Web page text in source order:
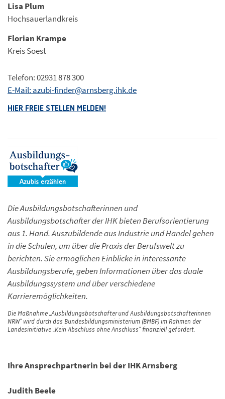
Lisa Plum
Hochsauerlandkreis
Florian Krampe
Kreis Soest
Telefon: 02931 878 300
E-Mail: azubi-finder@arnsberg.ihk.de
HIER FREIE STELLEN MELDEN!
Die Ausbildungsbotschafterinnen und
Ausbildungsbotschafter der IHK bieten Berufsorientierung
aus 1. Hand. Auszubildende aus Industrie und Handel gehen
in die Schulen, um über die Praxis der Berufswelt zu
berichten. Sie ermöglichen Einblicke in interessante
Ausbildungsberufe, geben Informationen über das duale
Ausbildungssystem und über verschiedene
Karrieremöglichkeiten.
Die Maßnahme „Ausbildungsbotschafter und Ausbildungsbotschafterinnen
NRW“ wird durch das Bundesbildungsministerium (BMBF) im Rahmen der
Landesinitiative „Kein Abschluss ohne Anschluss“ finanziell gefördert.
Ihre Ansprechpartnerin bei der IHK Arnsberg
Judith Beele